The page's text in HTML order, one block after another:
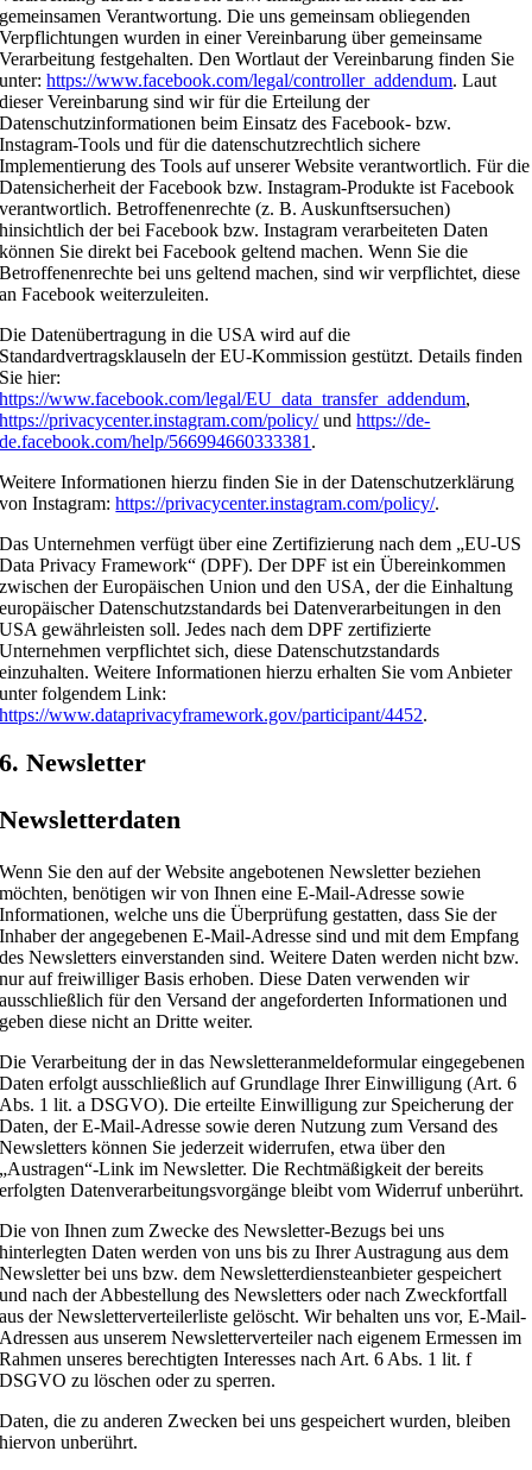
gemeinsamen Verantwortung. Die uns gemeinsam obliegenden
Verpflichtungen wurden in einer Vereinbarung über gemeinsame
Verarbeitung festgehalten. Den Wortlaut der Vereinbarung finden Sie
unter:https://www.facebook.com/legal/controller_addendum. Laut
dieser Vereinbarung sind wir für die Erteilung der
Datenschutzinformationen beim Einsatz des Facebook- bzw.
Instagram-Tools und für die datenschutzrechtlich sichere
Implementierung des Tools auf unserer Website verantwortlich. Für die
Datensicherheit der Facebook bzw. Instagram-Produkte ist Facebook
verantwortlich. Betroffenenrechte (z. B. Auskunftsersuchen)
hinsichtlich der bei Facebook bzw. Instagram verarbeiteten Daten
können Sie direkt bei Facebook geltend machen. Wenn Sie die
Betroffenenrechte bei uns geltend machen, sind wir verpflichtet, diese
an Facebook weiterzuleiten.
Die Datenübertragung in die USA wird auf die
Standardvertragsklauseln der EU-Kommission gestützt. Details finden
Sie hier:
https://www.facebook.com/legal/EU_data_transfer_addendum,
https://privacycenter.instagram.com/policy/undhttps://de-
de.facebook.com/help/566994660333381 .
Weitere Informationen hierzu finden Sie in der Datenschutzerklärung
von Instagram:https://privacycenter.instagram.com/policy/.
Das Unternehmen verfügt über eine Zertifizierung nach dem „EU-US
Data Privacy Framework“ (DPF). Der DPF ist ein Übereinkommen
zwischen der Europäischen Union und den USA, der die Einhaltung
europäischer Datenschutzstandards bei Datenverarbeitungen in den
USA gewährleisten soll. Jedes nach dem DPF zertifizierte
Unternehmen verpflichtet sich, diese Datenschutzstandards
einzuhalten. Weitere Informationen hierzu erhalten Sie vom Anbieter
unter folgendem Link:
https://www.dataprivacyframework.gov/participant/4452.
6. Newsletter
Newsletter­daten
Wenn Sie den auf der Website angebotenen Newsletter beziehen
möchten, benötigen wir von Ihnen eine E-Mail-Adresse sowie
Informationen, welche uns die Überprüfung gestatten, dass Sie der
Inhaber der angegebenen E-Mail-Adresse sind und mit dem Empfang
des Newsletters einverstanden sind. Weitere Daten werden nicht bzw.
nur auf freiwilliger Basis erhoben. Diese Daten verwenden wir
ausschließlich für den Versand der angeforderten Informationen und
geben diese nicht an Dritte weiter.
Die Verarbeitung der in das Newsletteranmeldeformular eingegebenen
Daten erfolgt ausschließlich auf Grundlage Ihrer Einwilligung (Art. 6
Abs. 1 lit. a DSGVO). Die erteilte Einwilligung zur Speicherung der
Daten, der E-Mail-Adresse sowie deren Nutzung zum Versand des
Newsletters können Sie jederzeit widerrufen, etwa über den
„Austragen“-Link im Newsletter. Die Rechtmäßigkeit der bereits
erfolgten Datenverarbeitungsvorgänge bleibt vom Widerruf unberührt.
Die von Ihnen zum Zwecke des Newsletter-Bezugs bei uns
hinterlegten Daten werden von uns bis zu Ihrer Austragung aus dem
Newsletter bei uns bzw. dem Newsletterdiensteanbieter gespeichert
und nach der Abbestellung des Newsletters oder nach Zweckfortfall
aus der Newsletterverteilerliste gelöscht. Wir behalten uns vor, E-Mail-
Adressen aus unserem Newsletterverteiler nach eigenem Ermessen im
Rahmen unseres berechtigten Interesses nach Art. 6 Abs. 1 lit. f
DSGVO zu löschen oder zu sperren.
Daten, die zu anderen Zwecken bei uns gespeichert wurden, bleiben
hiervon unberührt.